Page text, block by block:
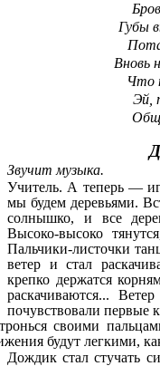
Губы
Вновь
Что
Эй,
Звучит музыка.
Учитель. А теперь —
мы будем деревьями.
солнышко, и все
Высоко-высоко
Пальчики-листочки
ветер и стал
крепко держатся
раскачиваются...
почувствовали первые
своими
будут легкими,
Дождик стал стучать